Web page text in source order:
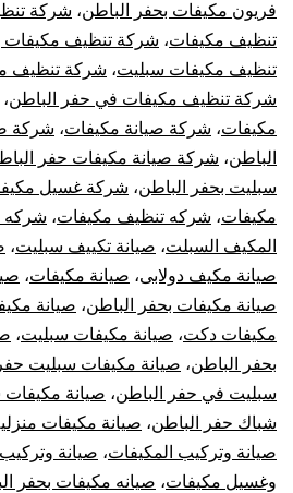
فريون مكيفات بحفر الباطن، شركة
تنظيف مكيفات، شركة تنظيف مكيفات
تنظيف مكيفات سبليت، شركة تنظيف
شركة تنظيف مكيفات في حفر الباطن،
مكيفات، شركة صيانة مكيفات، شركة
الباطن، شركة صيانة مكيفات حفر
سبليت بحفر الباطن، شركة غسيل
مكيفات، شركه تنظيف مكيفات، شركه
المكيف السبلت، صيانة تكييف سبليت،
صيانة مكيف دولابى، صيانة مكيفات،
صيانة مكيفات بحفر الباطن، صيانة
مكيفات دكت، صيانة مكيفات سبليت،
بحفر الباطن، صيانة مكيفات سبليت
سبليت في حفر الباطن، صيانة
شباك حفر الباطن، صيانة مكيفات
صيانة وتركيب المكيفات، صيانة
وغسيل مكيفات، صيانه مكيفات بحفر